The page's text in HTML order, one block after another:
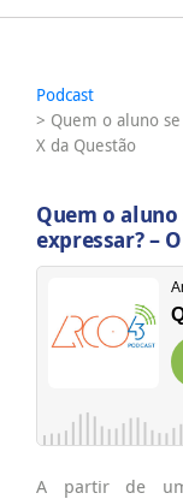
Podcast
> Quem o aluno
X da Questão
Quem o
expressar? –
A partir de